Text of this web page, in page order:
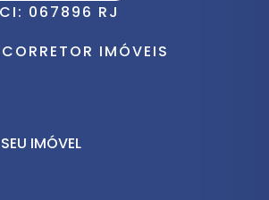
067896 RJ
IMÓVEIS
IMÓVEL